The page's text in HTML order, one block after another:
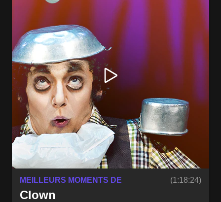
MEILLEURS MOMENTS DE (1:18:24)
Clown